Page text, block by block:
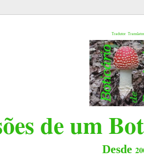
Tradutor Translator
de um
Desde